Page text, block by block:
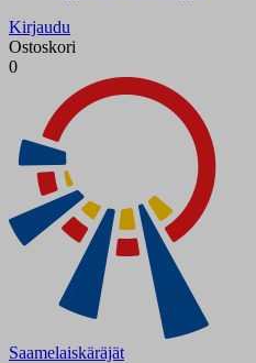
Kirjaudu
Ostoskori
0
Saamelaiskäräjät